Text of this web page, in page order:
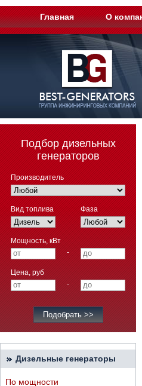
Главная О
Подбор дизельных
генераторов
Производитель
Вид топлива Фаза
Мощность, кВт
-
Цена, руб
-
Дизельные генераторы
По мощности